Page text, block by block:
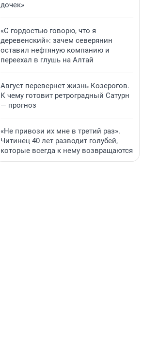
дочек»
«С гордостью говорю, что я
деревенский»: зачем северянин
оставил нефтяную компанию и
переехал в глушь на Алтай
Август перевернет жизнь Козерогов.
К чему готовит ретроградный Сатурн
— прогноз
«Не привози их мне в третий раз».
Читинец 40 лет разводит голубей,
которые всегда к нему возвращаются